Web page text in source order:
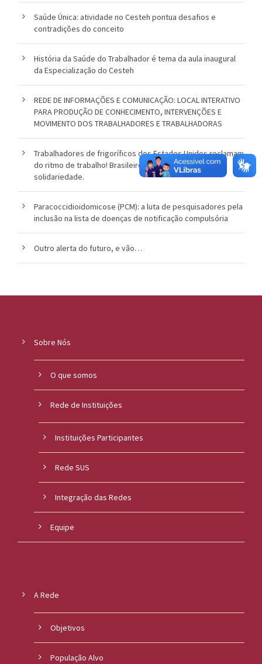
Saúde Única: atividade no Cesteh pontua desafios e
contradições do conceito
História da Saúde do Trabalhador é tema da aula inaugural
da Especialização do Cesteh
REDE DE INFORMAÇÕES E COMUNICAÇÃO: LOCAL INTERATIVO
PARA PRODUÇÃO DE CONHECIMENTO, INTERVENÇÕES E
MOVIMENTO DOS TRABALHADORES E TRABALHADORAS
Trabalhadores de frigoríficos dos Estados Unidos reclamam
do ritmo de trabalho! Brasileiros manifestam apoio e
solidariedade.
Paracoccidioidomicose (PCM): a luta de pesquisadores pela
inclusão na lista de doenças de notificação compulsória
Outro alerta do futuro, e vão…
Sobre Nós
O que somos
Rede de Instituições
Instituições Participantes
Rede SUS
Integração das Redes
Equipe
A Rede
Objetivos
População Alvo